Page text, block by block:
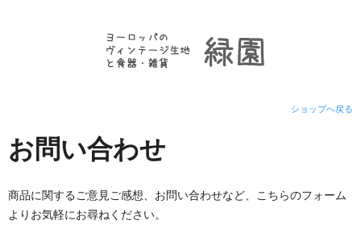
ショップへ戻る
お問い合わせ
商品に関するご意見ご感想、お問い合わせなど、こちらのフォーム
よりお気軽にお尋ねください。